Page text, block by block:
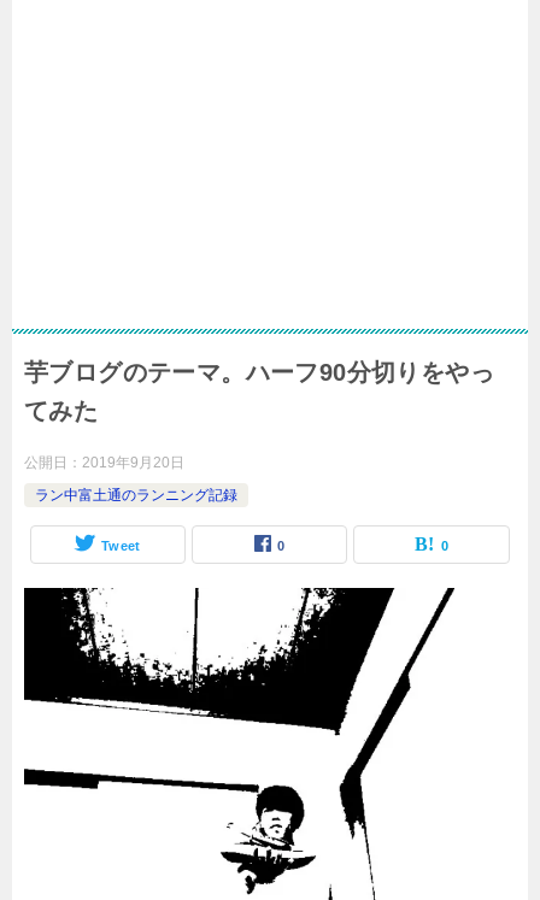
芋ブログのテーマ。ハーフ90分切りをやっ
てみた
公開日： 2019年9月20日
ラン中富土通のランニング記録
Tweet 0 0